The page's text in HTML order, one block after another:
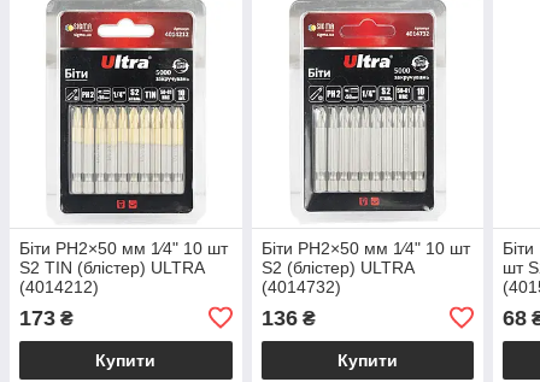
Біти PH2×50 мм 1⁄4" 10 шт
S2 TIN (блістер) ULTRA
(4014212)
173 ₴
Купити
Біти PH2×50 мм 1⁄4" 10 шт
S2 (блістер) ULTRA
(4014732)
136₴
Купити
шт
68